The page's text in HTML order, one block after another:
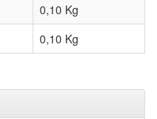
0,10 Kg
0,10 Kg